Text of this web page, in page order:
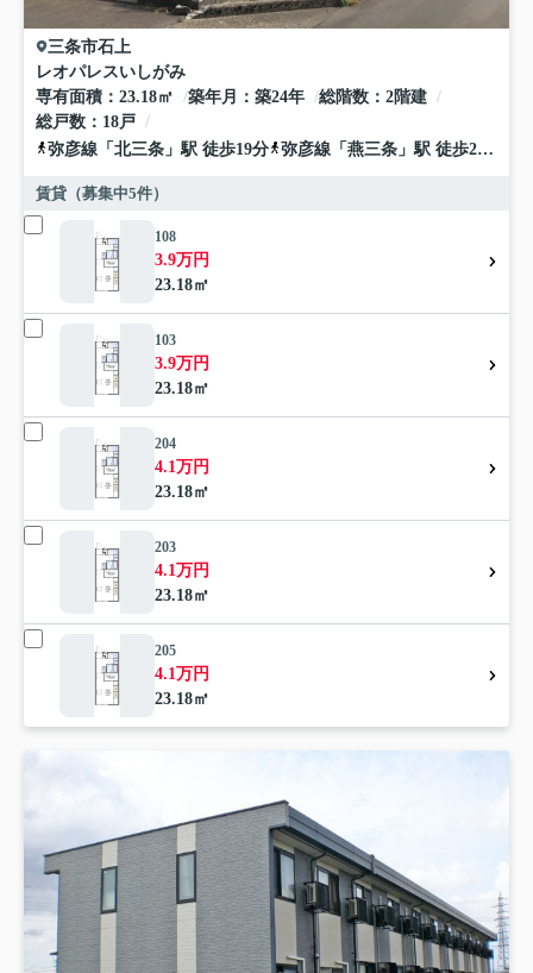
三条市石上
レオパレスいしがみ
専有面積
23.18㎡ 築年月 築24年 総階数
2階建
総戸数
18戸
弥彦線 「 北三条 」駅 徒歩19分 弥彦線 「 燕三条 」駅 徒歩23分
賃貸（募集中5件）
108
3.9万円
23.18㎡
103
3.9万円
23.18㎡
204
4.1万円
23.18㎡
203
4.1万円
23.18㎡
205
4.1万円
23.18㎡